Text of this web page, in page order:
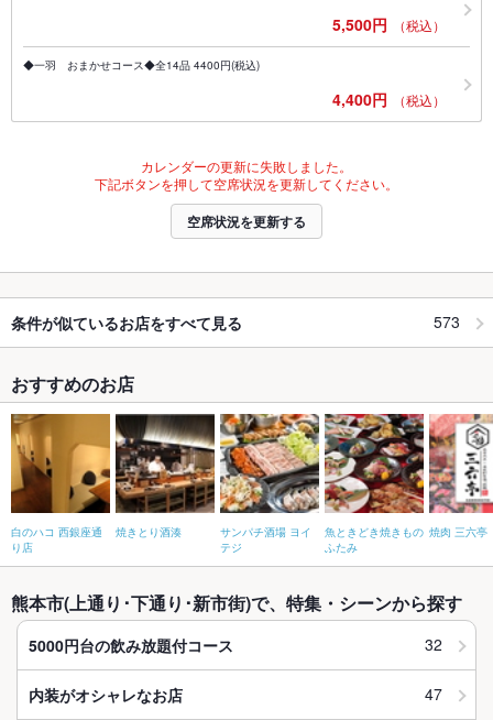
5,500円 （税込）
◆一羽 おまかせコース◆全14品 4400円(税込)
4,400円 （税込）
カレンダーの更新に失敗しました。
下記ボタンを押して空席状況を更新してください。
空席状況を更新する
条件が似ているお店をすべて見る 573
おすすめのお店
白のハコ 西銀座通
り店
焼きとり酒湊
サンパチ酒場 ヨイ
テジ
魚ときどき焼きもの
ふたみ
焼肉 三六亭
熊本市(上通り･下通り･新市街)で、特集・シーンから探す
5000円台の飲み放題付コース 32
内装がオシャレなお店 47